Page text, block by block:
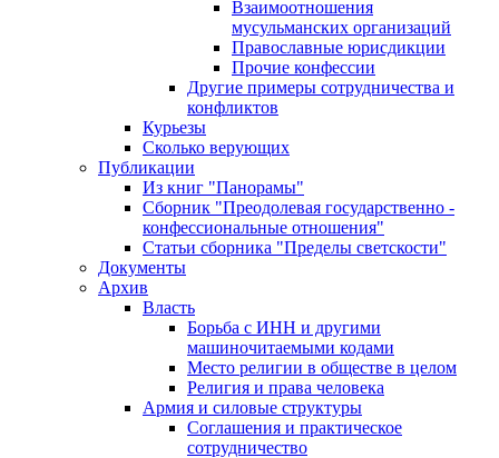
Взаимоотношения
мусульманских организаций
Православные юрисдикции
Прочие конфессии
Другие примеры сотрудничества и
конфликтов
Курьезы
Сколько верующих
Публикации
Из книг "Панорамы"
Сборник "Преодолевая государственно -
конфессиональные отношения"
Статьи сборника "Пределы светскости"
Документы
Архив
Власть
Борьба с ИНН и другими
машиночитаемыми кодами
Место религии в обществе в целом
Религия и права человека
Армия и силовые структуры
Соглашения и практическое
сотрудничество